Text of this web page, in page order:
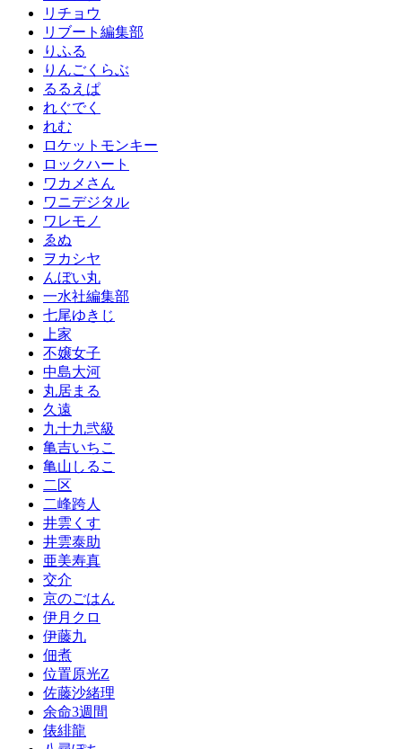
リチョウ
リブート編集部
りふる
りんごくらぶ
るるえぱ
れぐでく
れむ
ロケットモンキー
ロックハート
ワカメさん
ワニデジタル
ワレモノ
ゑぬ
ヲカシヤ
んぼい丸
一水社編集部
七尾ゆきじ
上家
不嬢女子
中島大河
丸居まる
久遠
九十九弐級
亀吉いちこ
亀山しるこ
二区
二峰跨人
井雲くす
井雲泰助
亜美寿真
交介
京のごはん
伊月クロ
伊藤九
佃煮
位置原光Z
佐藤沙緒理
余命3週間
俵緋龍